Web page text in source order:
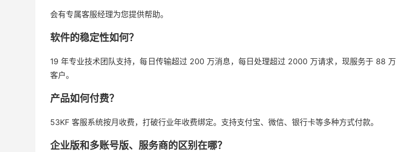
会有专属客服经理为您提供帮助。
软件的稳定性如何？
19 年专业技术团队支持，每日传输超过 200 万消息，每日处理超过 2000 万请求，现服务于 88 万
客户。
产品如何付费？
53KF 客服系统按月收费，打破行业年收费绑定。支持支付宝、微信、银行卡等多种方式付款。
企业版和多账号版、服务商的区别在哪？